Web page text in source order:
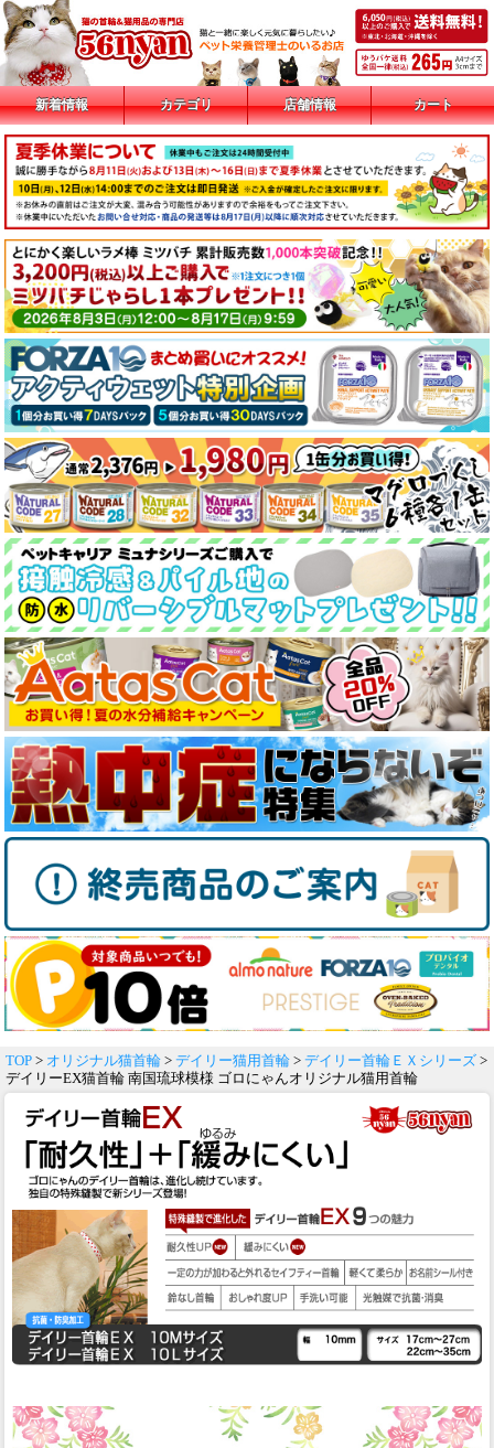
新着情報 カテゴリ 店舗情報 カート
TOP > オリジナル猫首輪 > デイリー猫用首輪 > デイリー首輪ＥＸシリーズ >
デイリーEX猫首輪 南国琉球模様 ゴロにゃんオリジナル猫用首輪